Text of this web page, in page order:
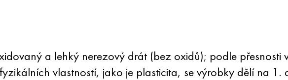
a lehký nerezový drát (bez oxidů); podle přesnosti
vlastností, jako je plasticita, se výrobky dělí na 1.